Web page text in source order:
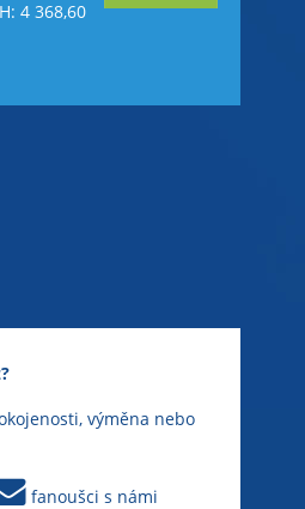
4 368,60
výměna nebo
fanoušci s námi